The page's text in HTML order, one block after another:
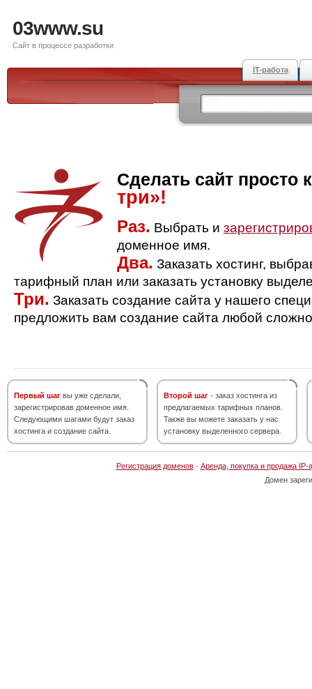
03www.su
Сайт в процессе разработки
IT-работа
Сделать сайт просто
три»!
Раз. Выбрать и
доменное имя.
Два. Заказать хостинг,
тарифный план или заказать установку
Три. Заказать создание сайта у нашего
предложить вам создание сайта любой
Первый шаг вы уже сделали,
зарегистрировав доменное имя.
Следующими шагами будут заказ
хостинга и создание сайта.
Второй шаг - заказ хостинга из
предлагаемых тарифных планов.
Также вы можете заказать у нас
установку выделенного сервера.
Регистрация доменов· Аренда, покупка и продажа IP-
Домен